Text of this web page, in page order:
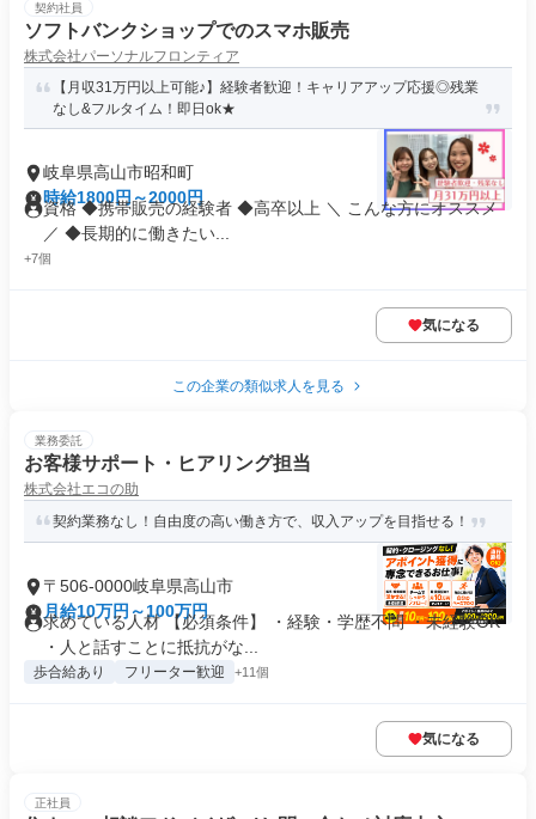
契約社員
ソフトバンクショップでのスマホ販売
株式会社パーソナルフロンティア
【月収31万円以上可能♪】経験者歓迎！キャリアアップ応援◎残業
なし&フルタイム！即日ok★
岐阜県高山市昭和町
時給1800円～2000円
資格 ◆携帯販売の経験者 ◆高卒以上 ＼ こんな方にオススメ
／ ◆長期的に働きたい...
+7個
気になる
この企業の類似求人を見る
業務委託
お客様サポート・ヒアリング担当
株式会社エコの助
契約業務なし！自由度の高い働き方で、収入アップを目指せる！
〒506-0000岐阜県高山市
月給10万円～100万円
求めている人材 【必須条件】 ・経験・学歴不問 ・未経験OK
・人と話すことに抵抗がな...
歩合給あり フリーター歓迎 +11個
気になる
正社員